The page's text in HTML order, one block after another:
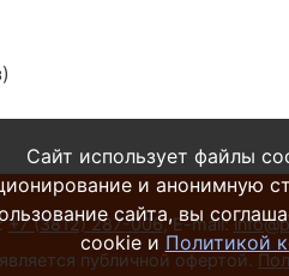
+7 (3812) 287-006,E-mail:
публичной офертой.
Сайт использует файлы
и анонимную
сайта, вы
cookie иПолитикой